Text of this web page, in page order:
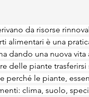
da risorse
alimentari è una
dando una nuova
delle piante trasferirsi
perché le piante,
clima, suolo,